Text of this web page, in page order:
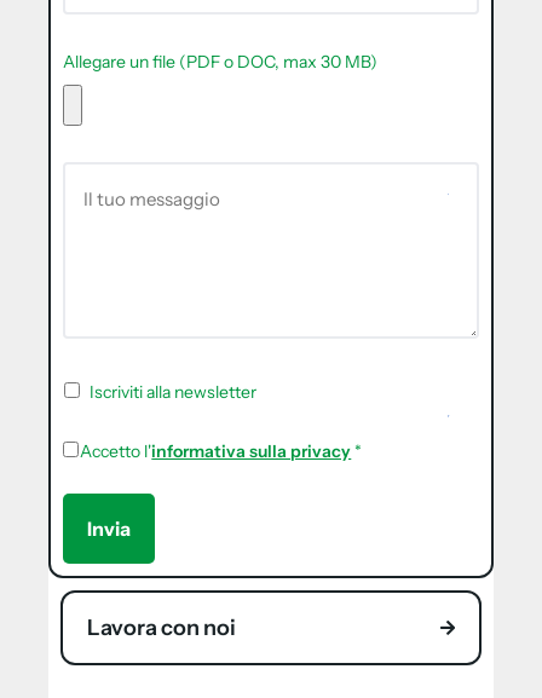
Allegare un file (PDF o DOC, max 30 MB)
Iscriviti alla newsletter
Accetto l'informativa sulla privacy *
Lavora con noi